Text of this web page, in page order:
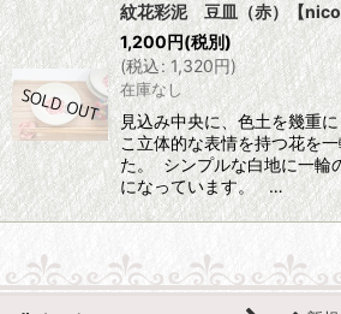
紋花彩泥 豆皿（赤）【
1,200円(税別)
(税込: 1,320円)
在庫なし
見込み中央に、色土を幾重
こ立体的な表情を持つ花を
た。 シンプルな白地に一輪
になっています。 …